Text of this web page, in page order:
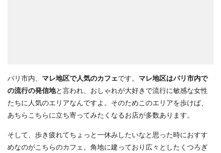
パリ市内、 マレ地区で人気のカフェです。 マレ地区はパリ市内で
の流行の発信地と言われ、おしゃれが大好きで流行に敏感な女性
たちに人気のエリアなんですよ。そのためこのエリアを歩けば、
あちらこちらに立ち寄ってみたくなるお店が多数あります。
そして、歩き疲れてちょっと一休みしたいなと思った時におすす
めなのがこちらのカフェ。角地に建っており広々としたくつろぎ